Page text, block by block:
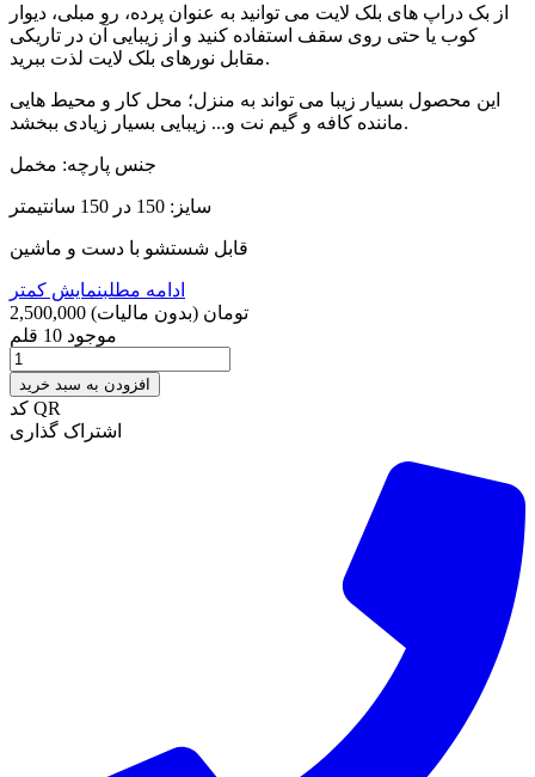
از بک دراپ های بلک لایت می توانید به عنوان پرده، رو مبلی، دیوار
کوب یا حتی روی سقف استفاده کنید و از زیبایی آن در تاریکی
مقابل نورهای بلک لایت لذت ببرید.
این محصول بسیار زیبا می تواند به منزل؛ محل کار و محیط هایی
ماننده کافه و گیم نت و... زیبایی بسیار زیادی ببخشد.
جنس پارچه: مخمل
سایز: 150 در 150 سانتیمتر
قابل شستشو با دست و ماشین
ادامه مطلبنمایش کمتر
2,500,000 تومان (بدون مالیات)
موجود 10 قلم
افزودن به سبد خرید
کد QR
اشتراک گذاری